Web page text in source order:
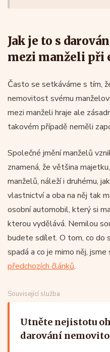
nemovitosti
– a v
nutná. Podpisy na
úředně ověřené.
Jaké jsou
nemovitosti?
Jak je to s
mezi manželi při
Často se setkáváme s tím,
nemovitost svému
mezi manželi hraje ale
takovém případě neměli
Společné jmění manželů
znamená, že většina
manželů, náleží i druhému,
vlastnictví a oba na něj tak
osobní automobil, který si
kterou vydělává. Nemilou
budete sdílet. O tom, co do
spadá a co je mimo něj,
předchozích článků.
Související služba
Utněte nejistotu
darování